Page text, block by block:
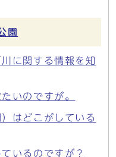
園
に関する情報を知
いのですが。
はどこがしている
いるのですが？